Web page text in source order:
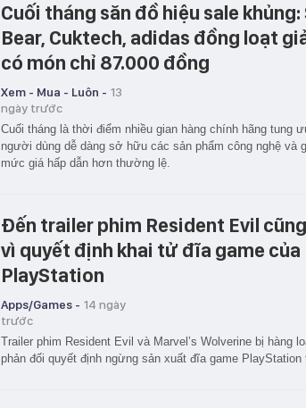
Cuối tháng săn đồ hiệu sale khủng:
Bear, Cuktech, adidas đồng loạt
có món chỉ 87.000 đồng
Xem - Mua - Luôn - 13
ngày trước
Cuối tháng là thời điểm nhiều gian hàng chính hãng tung
người dùng dễ dàng sở hữu các sản phẩm công nghệ và
mức giá hấp dẫn hơn thường lệ.
Đến trailer phim Resident Evil
vì quyết định khai tử đĩa game của
PlayStation
Apps/Games - 14 ngày
trước
Trailer phim Resident Evil và Marvel’s Wolverine bị hàng
phản đối quyết định ngừng sản xuất đĩa game PlayStation